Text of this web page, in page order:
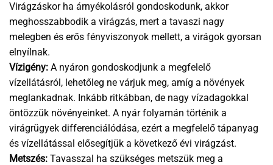
Virágzáskor ha árnyékolásról gondoskodunk, akkor
meghosszabbodik a virágzás, mert a tavaszi nagy
melegben és erős fényviszonyok mellett, a virágok gyorsan
elnyílnak.
Vízigény: A nyáron gondoskodjunk a megfelelő
vízellátásról, lehetőleg ne várjuk meg, amíg a növények
meglankadnak. Inkább ritkábban, de nagy vízadagokkal
öntözzük növényeinket. A nyár folyamán történik a
virágrügyek differenciálódása, ezért a megfelelő tápanyag
és vízellátással elősegítjük a következő évi virágzást.
Metszés: Tavasszal ha szükséges metszük meg a